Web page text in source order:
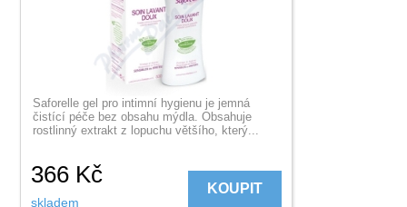
Saforelle gel pro intimní hygienu je jemná
čistící péče bez obsahu mýdla. Obsahuje
rostlinný extrakt z lopuchu většího, který...
366 Kč
skladem
KOUPIT